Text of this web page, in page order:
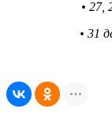
• 27,
• 31